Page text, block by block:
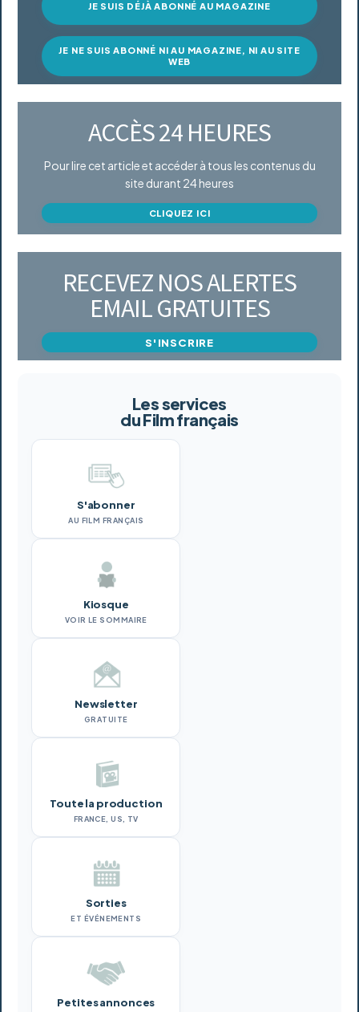
JE SUIS DÉJÀ ABONNÉ AU MAGAZINE
JE NE SUIS ABONNÉ NI AU MAGAZINE, NI AU SITE
WEB
ACCÈS 24 HEURES
Pour lire cet article et accéder à tous les contenus du
site durant 24 heures
CLIQUEZ ICI
RECEVEZ NOS ALERTES
EMAIL GRATUITES
S'INSCRIRE
Les services
du Film français
S'abonner
AU FILM FRANÇAIS
Kiosque
VOIR LE SOMMAIRE
Newsletter
GRATUITE
Toute la production
FRANCE, US, TV
Sorties
ET ÉVÉNEMENTS
Petites annonces